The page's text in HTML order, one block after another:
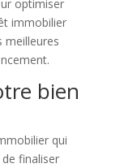
optimiser
immobilier
meilleures
bien
qui
finaliser